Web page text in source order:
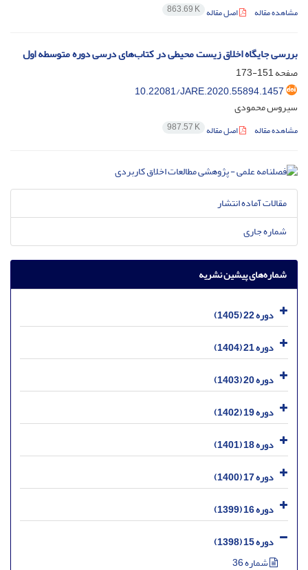
مشاهده مقاله اصل مقاله 863.69 K
بررسی جایگاه اخلاق زیست محیطی در کتاب‌های درسی دوره متوسطه اول
صفحه151-173
10.22081/JARE.2020.55894.1457
سیروس محمودی
مشاهده مقاله اصل مقاله 987.57 K
مقالات آماده انتشار
شماره جاری
شماره‌های پیشین نشریه
دوره 22 (1405)
دوره 21 (1404)
دوره 20 (1403)
دوره 19 (1402)
دوره 18 (1401)
دوره 17 (1400)
دوره 16 (1399)
دوره 15 (1398)
شماره 36